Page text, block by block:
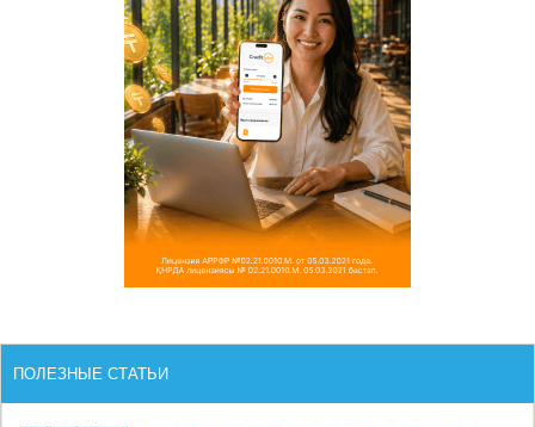
ПОЛЕЗНЫЕ СТАТЬИ